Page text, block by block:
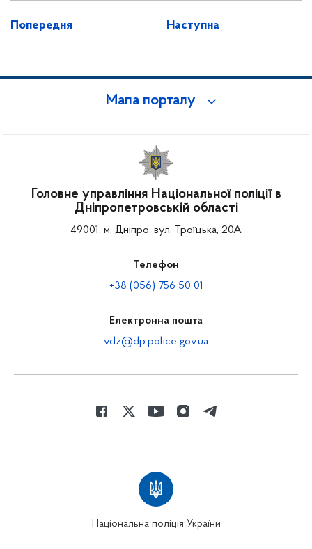
Попередня Наступна
Мапа порталу
Головне управління Національної поліції в
Дніпропетровській області
49001, м. Дніпро, вул. Троїцька, 20А
Телефон
+38 (056) 756 50 01
Електронна пошта
vdz@dp.police.gov.ua
Національна поліція України